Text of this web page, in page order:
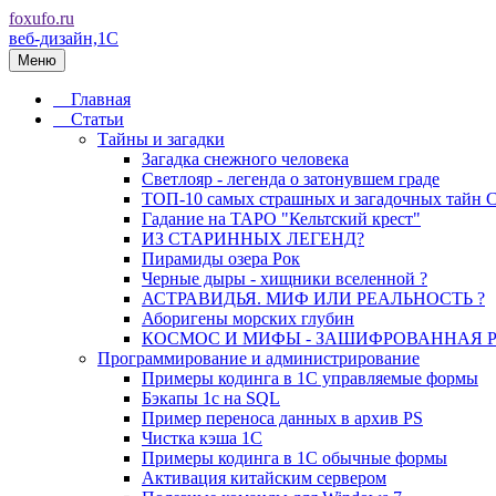
foxufo.ru
веб-дизайн,1C
Меню
Главная
Статьи
Тайны и загадки
Загадка снежного человека
Светлояр - легенда о затонувшем граде
ТОП-10 самых страшных и загадочных тайн
Гадание на ТАРО "Кельтский крест"
ИЗ СТАРИННЫХ ЛЕГЕНД?
Пирамиды озера Рок
Черные дыры - хищники вселенной ?
АСТРАВИДЬЯ. МИФ ИЛИ РЕАЛЬНОСТЬ ?
Аборигены морских глубин
КОСМОС И МИФЫ - ЗАШИФРОВАННАЯ
Программирование и администрирование
Примеры кодинга в 1С управляемые формы
Бэкапы 1с на SQL
Пример переноса данных в архив PS
Чистка кэша 1С
Примеры кодинга в 1С обычные формы
Активация китайским сервером